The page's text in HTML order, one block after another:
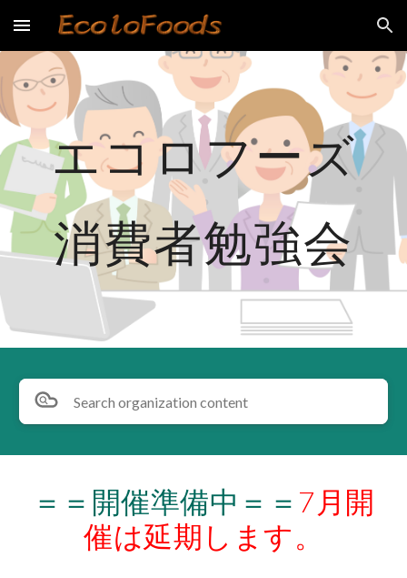
Skip to main content Skip to navigation
エコロフーズ
消費者勉強会
Search organization content
＝＝開催準備中＝＝ 7月開
催は延期します。